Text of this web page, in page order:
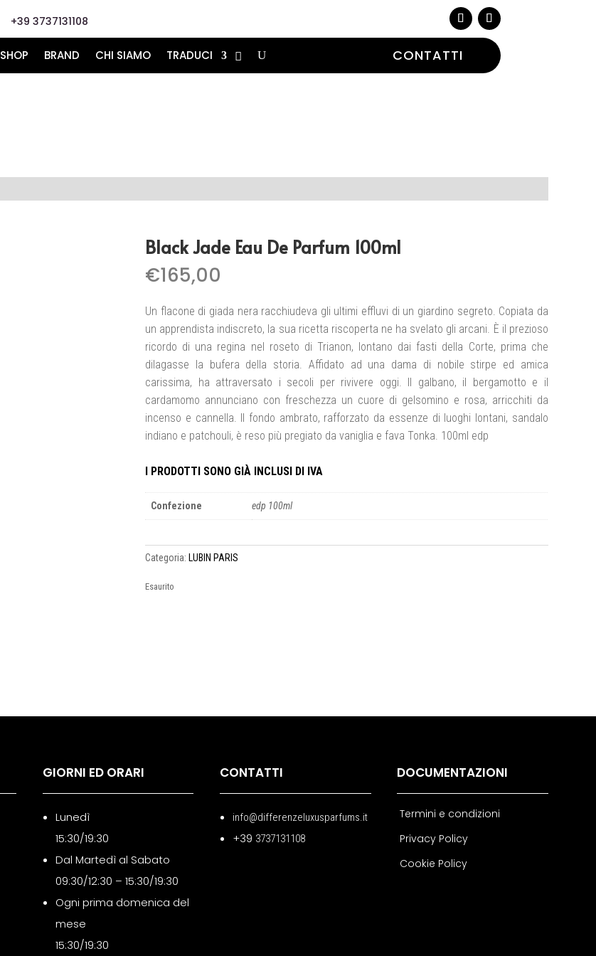
+39 3737131108
SHOP BRAND CHI SIAMO TRADUCI CONTATTI
Black Jade Eau De Parfum 100ml
€165,00
Un flacone di giada nera racchiudeva gli ultimi effluvi di un giardino segreto. Copiata da
un apprendista indiscreto, la sua ricetta riscoperta ne ha svelato gli arcani. È il prezioso
ricordo di una regina nel roseto di Trianon, lontano dai fasti della Corte, prima che
dilagasse la bufera della storia. Affidato ad una dama di nobile stirpe ed amica
carissima, ha attraversato i secoli per rivivere oggi. Il galbano, il bergamotto e il
cardamomo annunciano con freschezza un cuore di gelsomino e rosa, arricchiti da
incenso e cannella. Il fondo ambrato, rafforzato da essenze di luoghi lontani, sandalo
indiano e patchouli, è reso più pregiato da vaniglia e fava Tonka. 100ml edp
I PRODOTTI SONO GIÀ INCLUSI DI IVA
Confezione edp 100ml
Categoria:LUBIN PARIS
Esaurito
GIORNI ED ORARI
Lunedì
15:30/19:30
Dal Martedì al Sabato
09:30/12:30 – 15:30/19:30
Ogni prima domenica del
mese
15:30/19:30
CONTATTI
info@differenzeluxusparfums.it
+39 3737131108
DOCUMENTAZIONI
Termini e condizioni
Privacy Policy
Cookie Policy